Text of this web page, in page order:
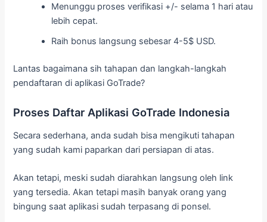
Menunggu proses verifikasi +/- selama 1 hari atau
lebih cepat.
Raih bonus langsung sebesar 4-5$ USD.
Lantas bagaimana sih tahapan dan langkah-langkah
pendaftaran di aplikasi GoTrade?
Proses Daftar Aplikasi GoTrade Indonesia
Secara sederhana, anda sudah bisa mengikuti tahapan
yang sudah kami paparkan dari persiapan di atas.
Akan tetapi, meski sudah diarahkan langsung oleh link
yang tersedia. Akan tetapi masih banyak orang yang
bingung saat aplikasi sudah terpasang di ponsel.